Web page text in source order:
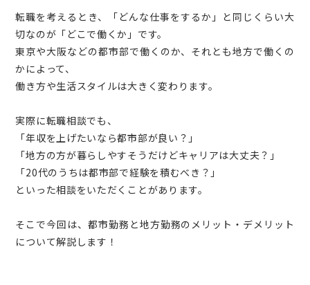
転職を考えるとき、「どんな仕事をするか」と同じくらい大
切なのが「どこで働くか」です。
東京や大阪などの都市部で働くのか、それとも地方で働くの
かによって、
働き方や生活スタイルは大きく変わります。
実際に転職相談でも、
「年収を上げたいなら都市部が良い？」
「地方の方が暮らしやすそうだけどキャリアは大丈夫？」
「20代のうちは都市部で経験を積むべき？」
といった相談をいただくことがあります。
そこで今回は、都市勤務と地方勤務のメリット・デメリット
について解説します！